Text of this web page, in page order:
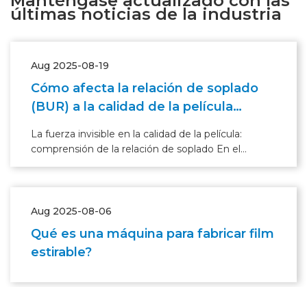
últimas noticias de la industria
Aug 2025-08-19
Cómo afecta la relación de soplado
(BUR) a la calidad de la película
La fuerza invisible en la calidad de la película:
comprensión de la relación de soplado En el
complejo mundo de la producción de película
Aug 2025-08-06
Qué es una máquina para fabricar film
estirable?